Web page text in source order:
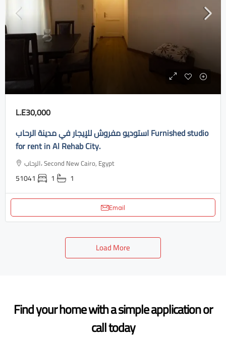
L.E30,000
استوديو مفروش للإيجار في مدينة الرحاب Furnished studio
for rent in Al Rehab City.
الرحاب، Second New Cairo, Egypt
51041 1 1
Email
Load More
Find your home with a simple application or
call today